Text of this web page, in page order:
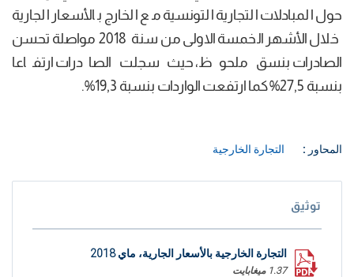
حول المبادلات التجارية التونسية مع الخارج بالأسعار الجارية
خلال الأشهر الخمسة الاولى من سنة 2018 مواصلة تحسن
الصادرات بنسق ملحوظ، حيث سجلت الصادرات ارتفاعا
بنسبة 27,5% كما ارتفعت الواردات بنسبة 19,3%.
المحاور : التجارة الخارجية
توثيق
التجارة الخارجية بالأسعار الجارية، ماي 2018
1.37 ميغابايت